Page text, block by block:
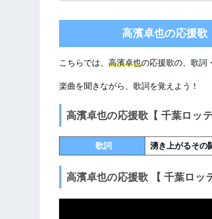
高濱卓也の応援
こちらでは、 高濱卓也の応援歌の、歌詞
楽曲を聞きながら、歌詞を覚えよう！
高濱卓也の応援歌【 千葉ロッ
歌詞 湧き上がるその
高濱卓也の応援歌 【 千葉ロッ